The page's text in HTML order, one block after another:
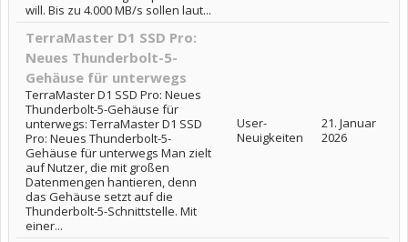
will. Bis zu 4.000 MB/s sollen laut...
TerraMaster D1 SSD Pro:
Neues Thunderbolt-5-
Gehäuse für unterwegs
TerraMaster D1 SSD Pro: Neues
Thunderbolt-5-Gehäuse für
unterwegs: TerraMaster D1 SSD
Pro: Neues Thunderbolt-5-
Gehäuse für unterwegs Man zielt
auf Nutzer, die mit großen
Datenmengen hantieren, denn
das Gehäuse setzt auf die
Thunderbolt-5-Schnittstelle. Mit
einer...
User-
Neuigkeiten
21. Januar
2026